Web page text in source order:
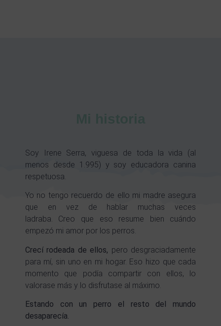
Soy Irene Serra, viguesa de toda la vida (al
menos desde 1.995) y soy educadora canina
respetuosa.
Yo no tengo recuerdo de ello mi madre asegura
que en vez de hablar muchas veces
ladraba. Creo que eso resume bien cuándo
empezó mi amor por los perros.
Crecí rodeada de ellos, pero desgraciadamente
para mí, sin uno en mi hogar. Eso hizo que cada
momento que podía compartir con ellos, lo
valorase más y lo disfrutase al máximo.
Estando con un perro el resto del mundo
desaparecía.